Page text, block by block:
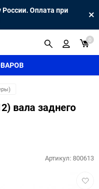
Оплата при
0
вала заднего
Артикул:800613